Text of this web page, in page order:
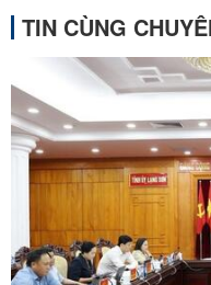
TIN CÙNG